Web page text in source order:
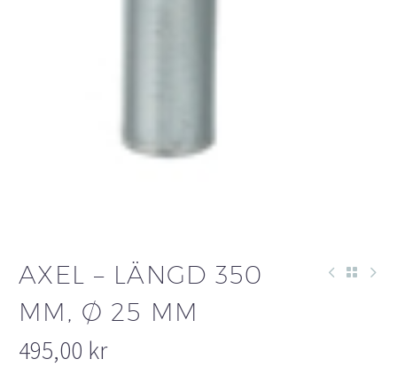
AXEL – LÄNGD 350
MM, Ø 25 MM
495,00 kr